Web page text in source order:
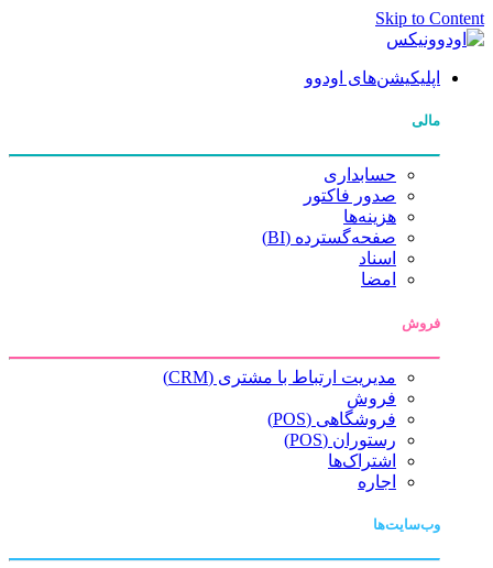
Skip to Content
اپلیکیشن‌های اودوو
مالی
حسابداری
صدور فاکتور
هزینه‌ها
صفحه‌گسترده (BI)
اسناد
امضا
فروش
مدیریت ارتباط با مشتری (CRM)
فروش
فروشگاهی (POS)
رستوران (POS)
اشتراک‌ها
اجاره
وب‌سایت‌ها